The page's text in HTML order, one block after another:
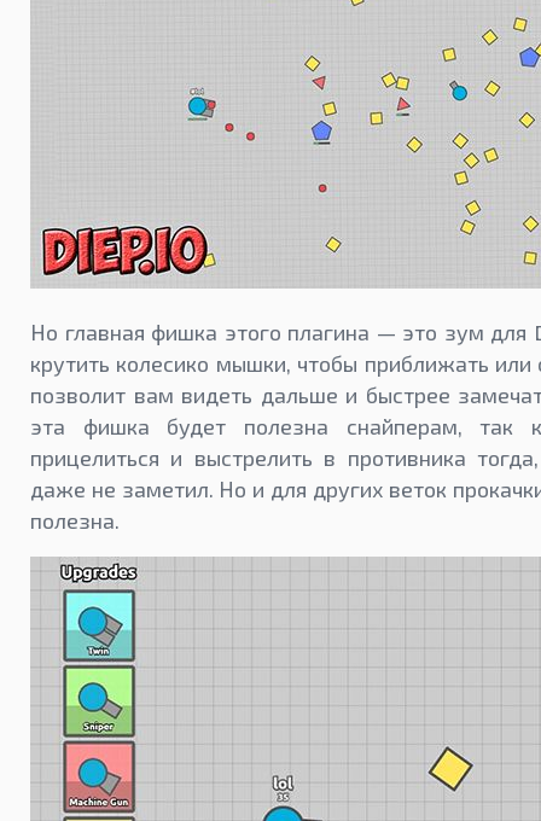
Но главная фишка этого плагина — это зум для
крутить колесико мышки, чтобы приближать или
позволит вам видеть дальше и быстрее
эта фишка будет полезна снайперам, так
прицелиться и выстрелить в противника
даже не заметил. Но и для других веток
полезна.